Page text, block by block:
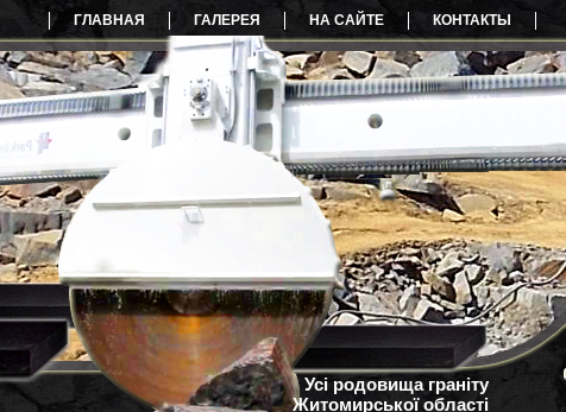
ГЛАВНАЯ ГАЛЕРЕЯ НА САЙТЕ КОНТАКТЫ
Усі родовища граніту
Житомирської області